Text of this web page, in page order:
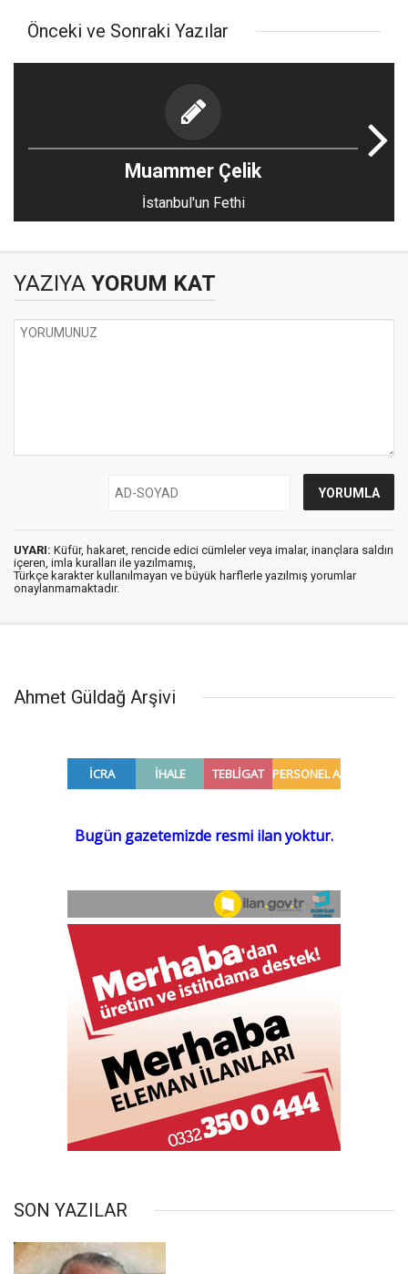
Önceki ve Sonraki Yazılar
Muammer Çelik
İstanbul'un Fethi
YAZIYA YORUM KAT
UYARI: Küfür, hakaret, rencide edici cümleler veya imalar, inançlara saldırı
içeren, imla kuralları ile yazılmamış,
Türkçe karakter kullanılmayan ve büyük harflerle yazılmış yorumlar
onaylanmamaktadır.
Ahmet Güldağ Arşivi
SON YAZILAR